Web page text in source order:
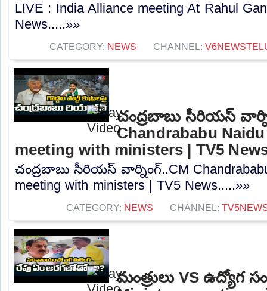
LIVE : India Alliance meeting At Rahul
News.....»»
CATEGORY: NEWS CHANNEL:
చంద్రబాబు సీరియస్
Chandrababu
meeting with ministers | TV5
చంద్రబాబు సీరియస్ వార్నింగ్..CM
meeting with ministers | TV5 News.....»»
CATEGORY: NEWS CHANNEL:
మంత్రులు VS ఉద్యోగ